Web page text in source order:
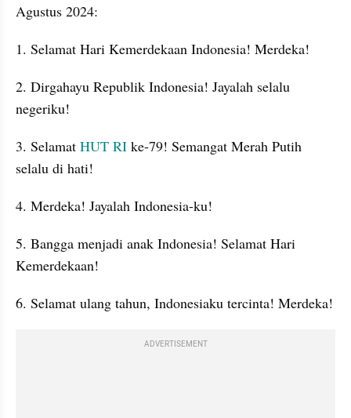
Agustus 2024:
1. Selamat Hari Kemerdekaan Indonesia! Merdeka!
2. Dirgahayu Republik Indonesia! Jayalah selalu
negeriku!
3. Selamat HUT RI ke-79! Semangat Merah Putih
selalu di hati!
4. Merdeka! Jayalah Indonesia-ku!
5. Bangga menjadi anak Indonesia! Selamat Hari
Kemerdekaan!
6. Selamat ulang tahun, Indonesiaku tercinta! Merdeka!
ADVERTISEMENT